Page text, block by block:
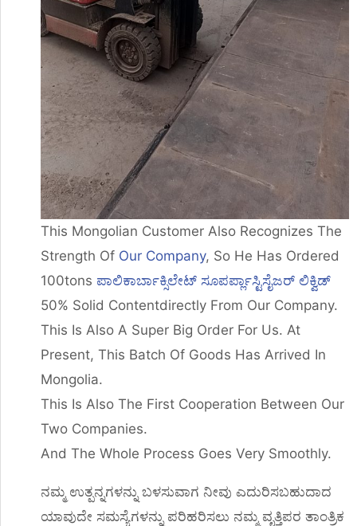
This Mongolian Customer Also Recognizes The
Strength Of Our Company, So He Has Ordered
100tons ಪಾಲಿಕಾರ್ಬಾಕ್ಸಿಲೇಟ್ ಸೂಪರ್ಪ್ಲಾಸ್ಟಿಸೈಜರ್ ಲಿಕ್ವಿಡ್
50% Solid Contentdirectly From Our Company.
This Is Also A Super Big Order For Us. At
Present, This Batch Of Goods Has Arrived In
Mongolia.
This Is Also The First Cooperation Between Our
Two Companies.
And The Whole Process Goes Very Smoothly.
ನಮ್ಮ ಉತ್ಪನ್ನಗಳನ್ನು ಬಳಸುವಾಗ ನೀವು ಎದುರಿಸಬಹುದಾದ
ಯಾವುದೇ ಸಮಸ್ಯೆಗಳನ್ನು ಪರಿಹರಿಸಲು ನಮ್ಮ ವೃತ್ತಿಪರ ತಾಂತ್ರಿಕ